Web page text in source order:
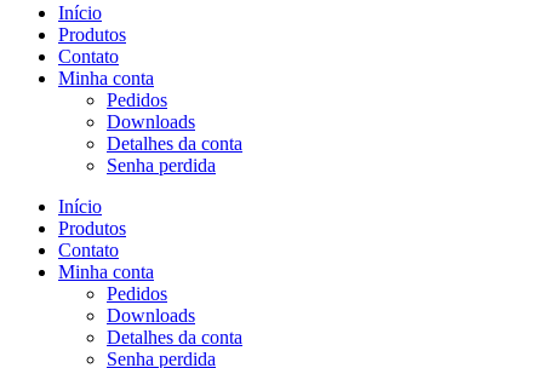
Início
Produtos
Contato
Minha conta
Pedidos
Downloads
Detalhes da conta
Senha perdida
Início
Produtos
Contato
Minha conta
Pedidos
Downloads
Detalhes da conta
Senha perdida